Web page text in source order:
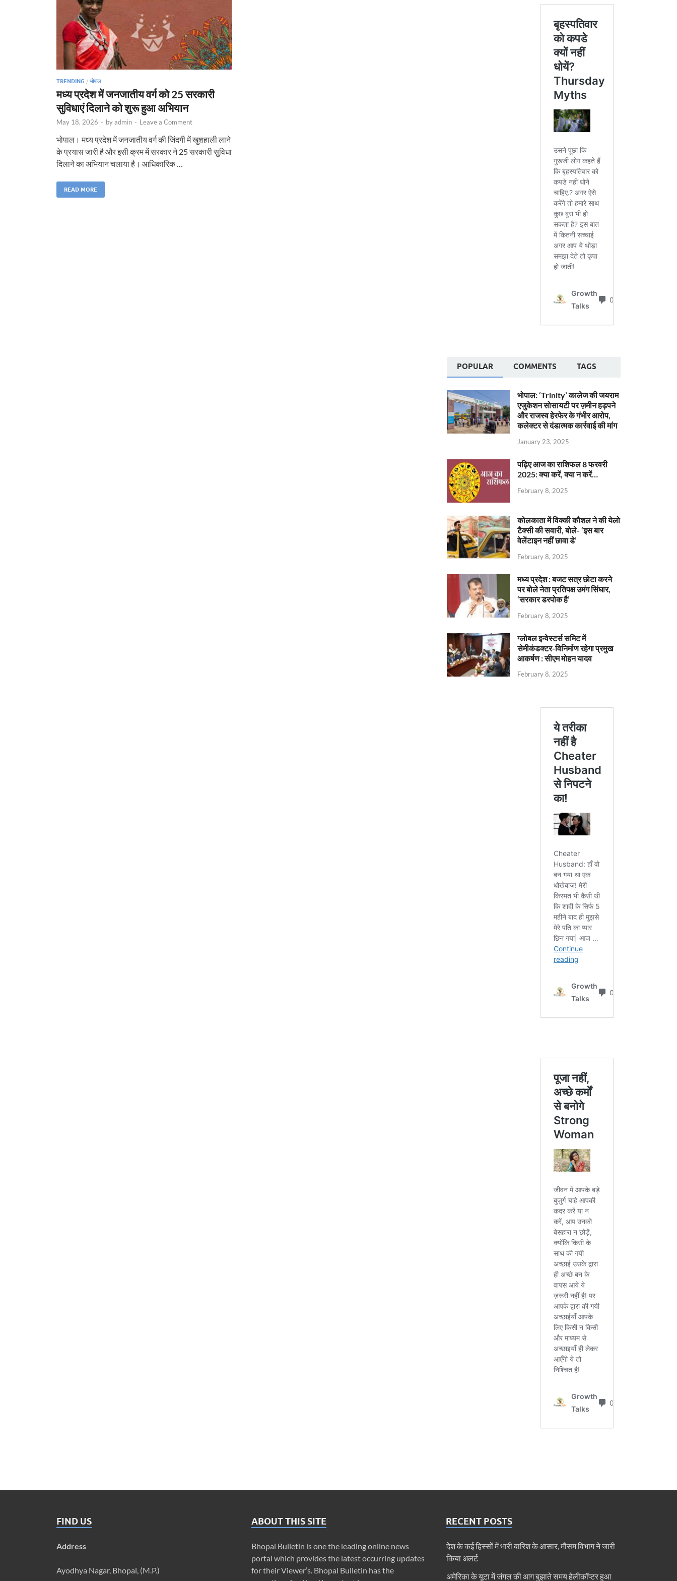
TRENDING / भोपाल
मध्य प्रदेश में जनजातीय वर्ग को 25 सरकारी
सुविधाएं दिलाने को शुरू हुआ अभियान
May 18, 2026 - byadmin - Leave a Comment
भोपाल। मध्य प्रदेश में जनजातीय वर्ग की जिंदगी में खुशहाली लाने
के प्रयास जारी है और इसी क्रम में सरकार ने 25 सरकारी सुविधा
दिलाने का अभियान चलाया है। आधिकारिक …
READ MORE
POPULAR COMMENTS TAGS
भोपाल: ‘Trinity’ कालेज की जयराम
एजुकेशन सोसायटी पर ज़मीन हड़पने
और राजस्व हेरफेर के गंभीर आरोप,
कलेक्टर से दंडात्मक कार्रवाई की मांग
January 23, 2025
पढ़िए आज का राशिफल 8 फरवरी
2025: क्या करें, क्या न करें…
February 8, 2025
कोलकाता में विक्की कौशल ने की येलो
टैक्सी की सवारी, बोले- ‘इस बार
वेलेंटाइन नहीं छावा डे’
February 8, 2025
मध्य प्रदेश : बजट सत्र छोटा करने
पर बोले नेता प्रतिपक्ष उमंग सिंघार,
‘सरकार डरपोक है’
February 8, 2025
ग्लोबल इन्वेस्टर्स समिट में
सेमीकंडक्टर-विनिर्माण रहेगा प्रमुख
आकर्षण : सीएम मोहन यादव
February 8, 2025
FIND US
Address
Ayodhya Nagar, Bhopal, (M.P.)
ABOUT THIS SITE
Bhopal Bulletin is one the leading online news
portal which provides the latest occurring updates
for their Viewer’s. Bhopal Bulletin has the
RECENT POSTS
देश के कई हिस्सों में भारी बारिश के आसार, मौसम विभाग ने जारी
किया अलर्ट
अमेरिका के यूटा में जंगल की आग बुझाते समय हेलीकॉप्टर हुआ